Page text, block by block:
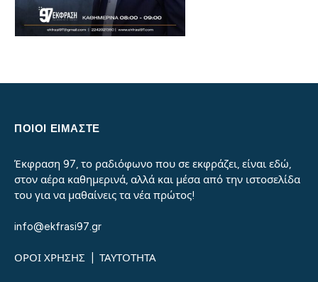
ΠΟΙΟΙ ΕΙΜΑΣΤΕ
Έκφραση 97, το ραδιόφωνο που σε εκφράζει, είναι εδώ,
στον αέρα καθημερινά, αλλά και μέσα από την ιστοσελίδα
του για να μαθαίνεις τα νέα πρώτος!
info@ekfrasi97.gr
ΟΡΟΙ ΧΡΗΣΗΣ ΤΑΥΤΟΤΗΤΑ